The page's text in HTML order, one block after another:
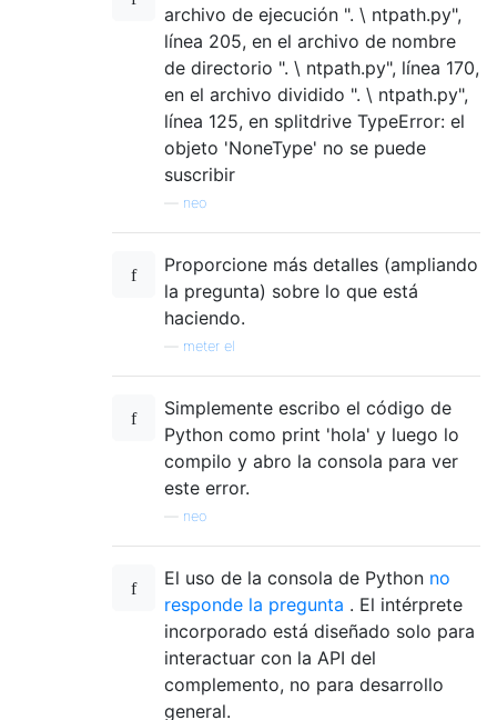
archivo de ejecución ". \ ntpath.py",
línea 205, en el archivo de nombre
de directorio ". \ ntpath.py", línea 170,
en el archivo dividido ". \ ntpath.py",
línea 125, en splitdrive TypeError: el
objeto 'NoneType' no se puede
suscribir
neo
Proporcione más detalles (ampliando
la pregunta) sobre lo que está
haciendo.
meter el
Simplemente escribo el código de
Python como print 'hola' y luego lo
compilo y abro la consola para ver
este error.
neo
El uso de la consola de Python no
responde la pregunta . El intérprete
incorporado está diseñado solo para
interactuar con la API del
complemento, no para desarrollo
general.